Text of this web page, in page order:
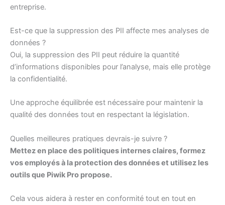
entreprise.
Est-ce que la suppression des PII affecte mes analyses de
données ?
Oui, la suppression des PII peut réduire la quantité
d’informations disponibles pour l’analyse, mais elle protège
la confidentialité.
Une approche équilibrée est nécessaire pour maintenir la
qualité des données tout en respectant la législation.
Quelles meilleures pratiques devrais-je suivre ?
Mettez en place des politiques internes claires, formez
vos employés à la protection des données et utilisez les
outils que Piwik Pro propose.
Cela vous aidera à rester en conformité tout en tout en